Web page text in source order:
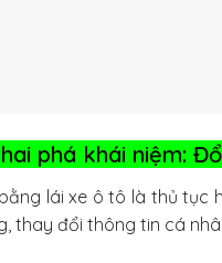
phá khái niệm:
lái xe ô tô là thủ tục
thay đổi thông tin cá